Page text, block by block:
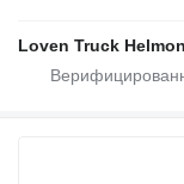
Loven Truck